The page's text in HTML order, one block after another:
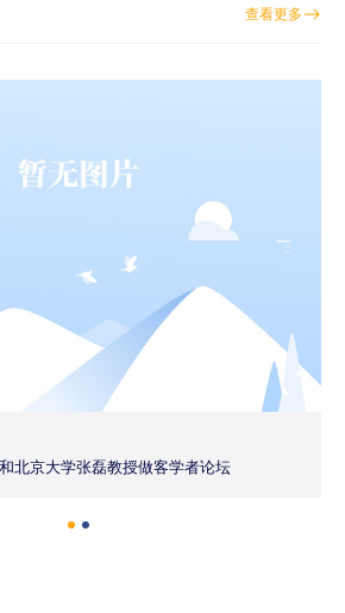
查看更多
北京大学张磊教授做客学者论坛